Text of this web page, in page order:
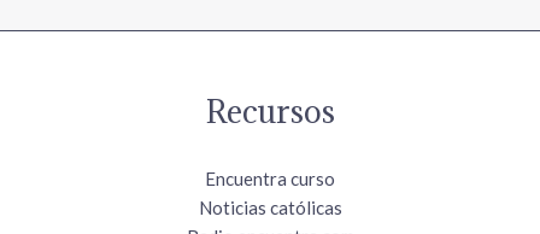
Recursos
Encuentra curso
Noticias católicas